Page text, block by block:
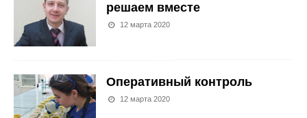
решаем вместе
12 марта 2020
Оперативный контроль
12 марта 2020